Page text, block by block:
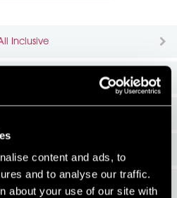
content and ads, to
and to analyse our traffic.
about your use of our site with
Inclusive
I Wesele